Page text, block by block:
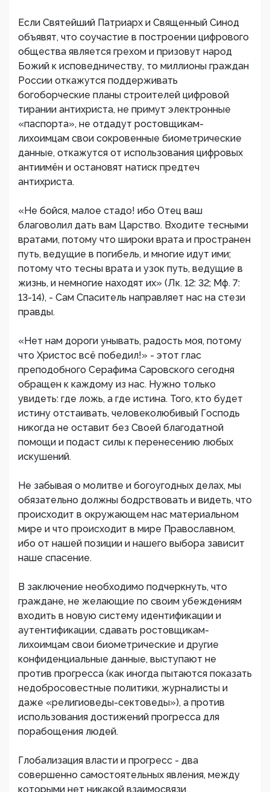
Если Святейший Патриарх и Священный Синод
объявят, что соучастие в построении цифрового
общества является грехом и призовут народ
Божий к исповедничеству, то миллионы граждан
России откажутся поддерживать
богоборческие планы строителей цифровой
тирании антихриста, не примут электронные
«паспорта», не отдадут ростовщикам-
лихоимцам свои сокровенные биометрические
данные, откажутся от использования цифровых
антиимён и остановят натиск предтеч
антихриста.
«Не бойся, малое стадо! ибо Отец ваш
благоволил дать вам Царство. Входите тесными
вратами, потому что широки врата и пространен
путь, ведущие в погибель, и многие идут ими;
потому что тесны врата и узок путь, ведущие в
жизнь, и немногие находят их» (Лк. 12: 32; Мф. 7:
13-14), - Сам Спаситель направляет нас на стези
правды.
«Нет нам дороги унывать, радость моя, потому
что Христос всё победил!» - этот глас
преподобного Серафима Саровского сегодня
обращен к каждому из нас. Нужно только
увидеть: где ложь, а где истина. Того, кто будет
истину отстаивать, человеколюбивый Господь
никогда не оставит без Своей благодатной
помощи и подаст силы к перенесению любых
искушений.
Не забывая о молитве и богоугодных делах, мы
обязательно должны бодрствовать и видеть, что
происходит в окружающем нас материальном
мире и что происходит в мире Православном,
ибо от нашей позиции и нашего выбора зависит
наше спасение.
В заключение необходимо подчеркнуть, что
граждане, не желающие по своим убеждениям
входить в новую систему идентификации и
аутентификации, сдавать ростовщикам-
лихоимцам свои биометрические и другие
конфиденциальные данные, выступают не
против прогресса (как иногда пытаются показать
недобросовестные политики, журналисты и
даже «религиоведы-сектоведы»), а против
использования достижений прогресса для
порабощения людей.
Глобализация власти и прогресс - два
совершенно самостоятельных явления, между
которыми нет никакой взаимосвязи.